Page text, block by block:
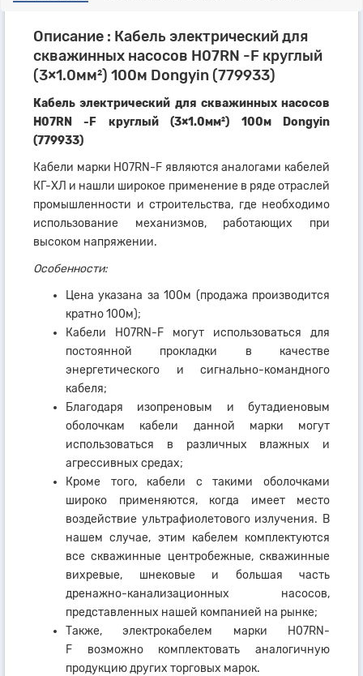
Описание : Кабель электрический для
скважинных насосов H07RN -F круглый
(3×1.0мм²) 100м Dongyin (779933)
Кабель электрический для скважинных насосов
H07RN -F круглый (3×1.0мм²) 100м Dongyin
(779933)
Кабели марки H07RN-F являются аналогами кабелей
КГ-ХЛ и нашли широкое применение в ряде отраслей
промышленности и строительства, где необходимо
использование механизмов, работающих при
высоком напряжении.
Особенности:
Цена указана за 100м (продажа производится
кратно 100м);
Кабели H07RN-F могут использоваться для
постоянной прокладки в качестве
энергетического и сигнально-командного
кабеля;
Благодаря изопреновым и бутадиеновым
оболочкам кабели данной марки могут
использоваться в различных влажных и
агрессивных средах;
Кроме того, кабели с такими оболочками
широко применяются, когда имеет место
воздействие ультрафиолетового излучения. В
нашем случае, этим кабелем комплектуются
все скважинные центробежные, скважинные
вихревые, шнековые и большая часть
дренажно-канализационных насосов,
представленных нашей компанией на рынке;
Также, электрокабелем марки H07RN-
F возможно комплектовать аналогичную
продукцию других торговых марок.